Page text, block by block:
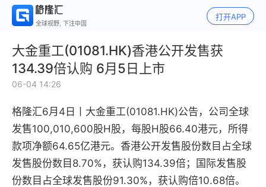
全球视野, 下注中国
打开APP
大金重工(01081.HK)香港公开发售获
134.39倍认购 6月5日上市
06-04 14:26
格隆汇6月4日丨 大金重工(01081.HK)公告， 公司全球
发售100,010,600股H股，每股H股66.40港元，所得
款项净额64.65亿港元。香港公开发售股份数目占全球
发售股份数目 8.70% ，获认购134.39倍；国际发售股
份数目占全球发售股份91.30% ，获认购倍10.68倍。